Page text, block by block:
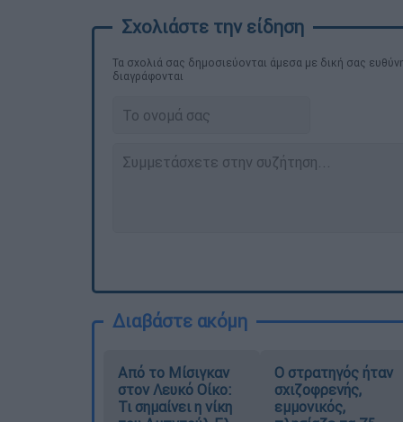
Τα σχολιά σας δημοσιεύονται άμεσα με δική σας
διαγράφονται
Διαβάστε ακόμη
Από το Μίσιγκαν
στον Λευκό Οίκο:
Τι σημαίνει η νίκη
O στρατηγός ήταν
σχιζοφρενής,
εμμονικός,